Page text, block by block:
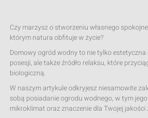
Czy marzysz o stworzeniu własnego
którym natura obfituje w życie?
Domowy ogród wodny to nie tylko estetyczna
posesji, ale także źródło relaksu, które
biologiczną.
W naszym artykule odkryjesz niesamowite
sobą posiadanie ogrodu wodnego, w tym
mikroklimat oraz znaczenie dla Twojej jakości